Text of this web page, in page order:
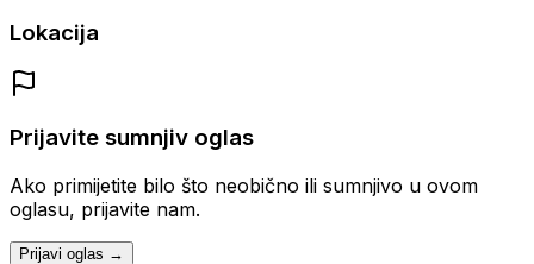
Lokacija
Prijavite sumnjiv oglas
Ako primijetite bilo što neobično ili sumnjivo u ovom
oglasu, prijavite nam.
Prijavi oglas →